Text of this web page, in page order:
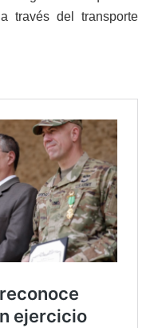
través del transporte